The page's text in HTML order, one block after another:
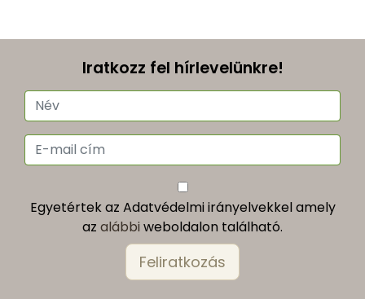
Iratkozz fel hírlevelünkre!
Egyetértek az Adatvédelmi irányelvekkel amely
az alábbi weboldalon található.